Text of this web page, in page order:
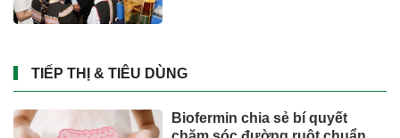
TIẾP THỊ & TIÊU DÙNG
Biofermin chia sẻ bí quyết